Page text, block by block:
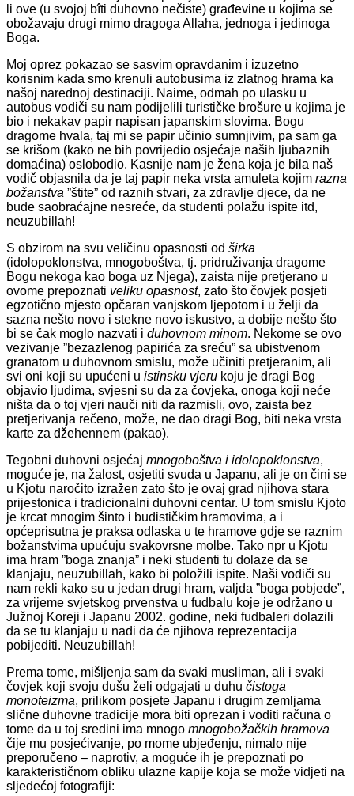
li ove (u svojoj bîti duhovno nečiste) građevine u kojima se
obožavaju drugi mimo dragoga Allaha, jednoga i jedinoga
Boga.
Moj oprez pokazao se sasvim opravdanim i izuzetno
korisnim kada smo krenuli autobusima iz zlatnog hrama ka
našoj narednoj destinaciji. Naime, odmah po ulasku u
autobus vodiči su nam podijelili turističke brošure u kojima je
bio i nekakav papir napisan japanskim slovima. Bogu
dragome hvala, taj mi se papir učinio sumnjivim, pa sam ga
se krišom (kako ne bih povrijedio osjećaje naših ljubaznih
domaćina) oslobodio. Kasnije nam je žena koja je bila naš
vodič objasnila da je taj papir neka vrsta amuleta kojim razna
božanstva ”štite” od raznih stvari, za zdravlje djece, da ne
bude saobraćajne nesreće, da studenti polažu ispite itd,
neuzubillah!
S obzirom na svu veličinu opasnosti od širka
(idolopoklonstva, mnogoboštva, tj. pridruživanja dragome
Bogu nekoga kao boga uz Njega), zaista nije pretjerano u
ovome prepoznati veliku opasnost, zato što čovjek posjeti
egzotično mjesto opčaran vanjskom ljepotom i u želji da
sazna nešto novo i stekne novo iskustvo, a dobije nešto što
bi se čak moglo nazvati i duhovnom minom. Nekome se ovo
vezivanje ”bezazlenog papirića za sreću” sa ubistvenom
granatom u duhovnom smislu, može učiniti pretjeranim, ali
svi oni koji su upućeni u istinsku vjeru koju je dragi Bog
objavio ljudima, svjesni su da za čovjeka, onoga koji neće
ništa da o toj vjeri nauči niti da razmisli, ovo, zaista bez
pretjerivanja rečeno, može, ne dao dragi Bog, biti neka vrsta
karte za džehennem (pakao).
Tegobni duhovni osjećaj mnogoboštva i idolopoklonstva,
moguće je, na žalost, osjetiti svuda u Japanu, ali je on čini se
u Kjotu naročito izražen zato što je ovaj grad njihova stara
prijestonica i tradicionalni duhovni centar. U tom smislu Kjoto
je krcat mnogim šinto i budističkim hramovima, a i
općeprisutna je praksa odlaska u te hramove gdje se raznim
božanstvima upućuju svakovrsne molbe. Tako npr u Kjotu
ima hram ”boga znanja” i neki studenti tu dolaze da se
klanjaju, neuzubillah, kako bi položili ispite. Naši vodiči su
nam rekli kako su u jedan drugi hram, valjda ”boga pobjede”,
za vrijeme svjetskog prvenstva u fudbalu koje je održano u
Južnoj Koreji i Japanu 2002. godine, neki fudbaleri dolazili
da se tu klanjaju u nadi da će njihova reprezentacija
pobijediti. Neuzubillah!
Prema tome, mišljenja sam da svaki musliman, ali i svaki
čovjek koji svoju dušu želi odgajati u duhu čistoga
monoteizma, prilikom posjete Japanu i drugim zemljama
slične duhovne tradicije mora biti oprezan i voditi računa o
tome da u toj sredini ima mnogo mnogobožačkih hramova
čije mu posjećivanje, po mome ubjeđenju, nimalo nije
preporučeno – naprotiv, a moguće ih je prepoznati po
karakterističnom obliku ulazne kapije koja se može vidjeti na
sljedećoj fotografiji: